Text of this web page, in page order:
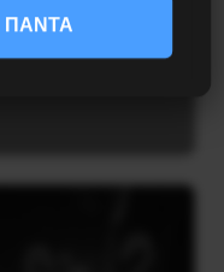
1936 στην
ΠΑΝΤΑ